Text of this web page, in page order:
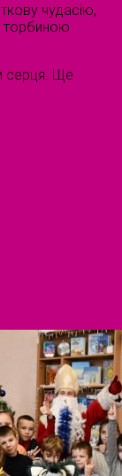
чудасію,
торбиною
серця. Ще